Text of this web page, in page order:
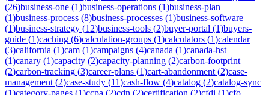
(26)business-one (1)business-operations (1)business-plan
(1)business-process (8)business-processes (1)business-software
(1)business-strategy (12)business-tools (2)buyer-portal (1)buyers-
guide (1)caching (6)calculation-groups (1)calculators (1)calendar
(3)california (1)cam (1)campaigns (4)canada (1)canada-hst
(1)canary (1)capacity (2)capacity-planning (2)carbon-footprint
(2)carbon-tracking (3)career-plans (1)cart-abandonment (2)case-
management (2)case-study (11)cash-flow (4)catalog (2)catalog-sync
(1)category-pages (1)ccpa (2)cdn (2)certification (2)cfdi (1)cfo